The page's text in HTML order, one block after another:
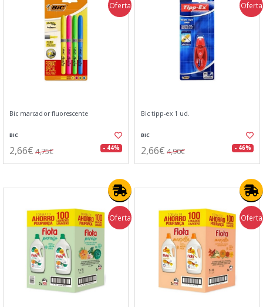
Oferta
Bic marcador fluorescente
BIC
2,66€ 4,75€ - 44%
Oferta
Bic tipp-ex 1 ud.
BIC
2,66€ 4,90€ - 46%
Oferta Oferta